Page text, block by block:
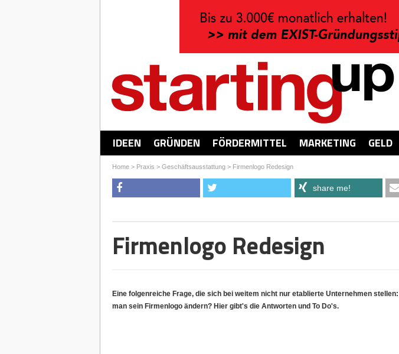
IDEEN GRÜNDEN FÖRDERMITTEL MARKETING GELD
Home> Praxis > Geschäftsausstattung> Firmenlogo Redesign
share me!
Firmenlogo Redesign
Eine folgenreiche Frage, die sich bei weitem nicht nur etablierte Unternehmen
man sein Firmenlogo ändern? Hier gibt's die Antworten und To Do's.